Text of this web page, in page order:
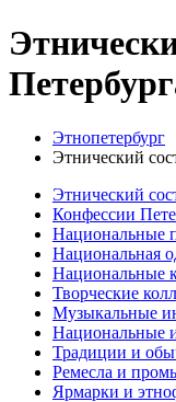
Этнопетербург
Этнический
Этнический
Конфессии
Национальные
Национальная
Национальные
Творческие
Музыкальные
Национальные
Традиции и
Ремесла и
Ярмарки и